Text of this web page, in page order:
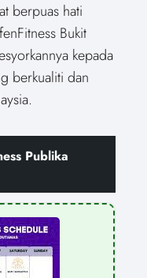
berpuas hati
Bukit
kepada
berkualiti dan
Publika